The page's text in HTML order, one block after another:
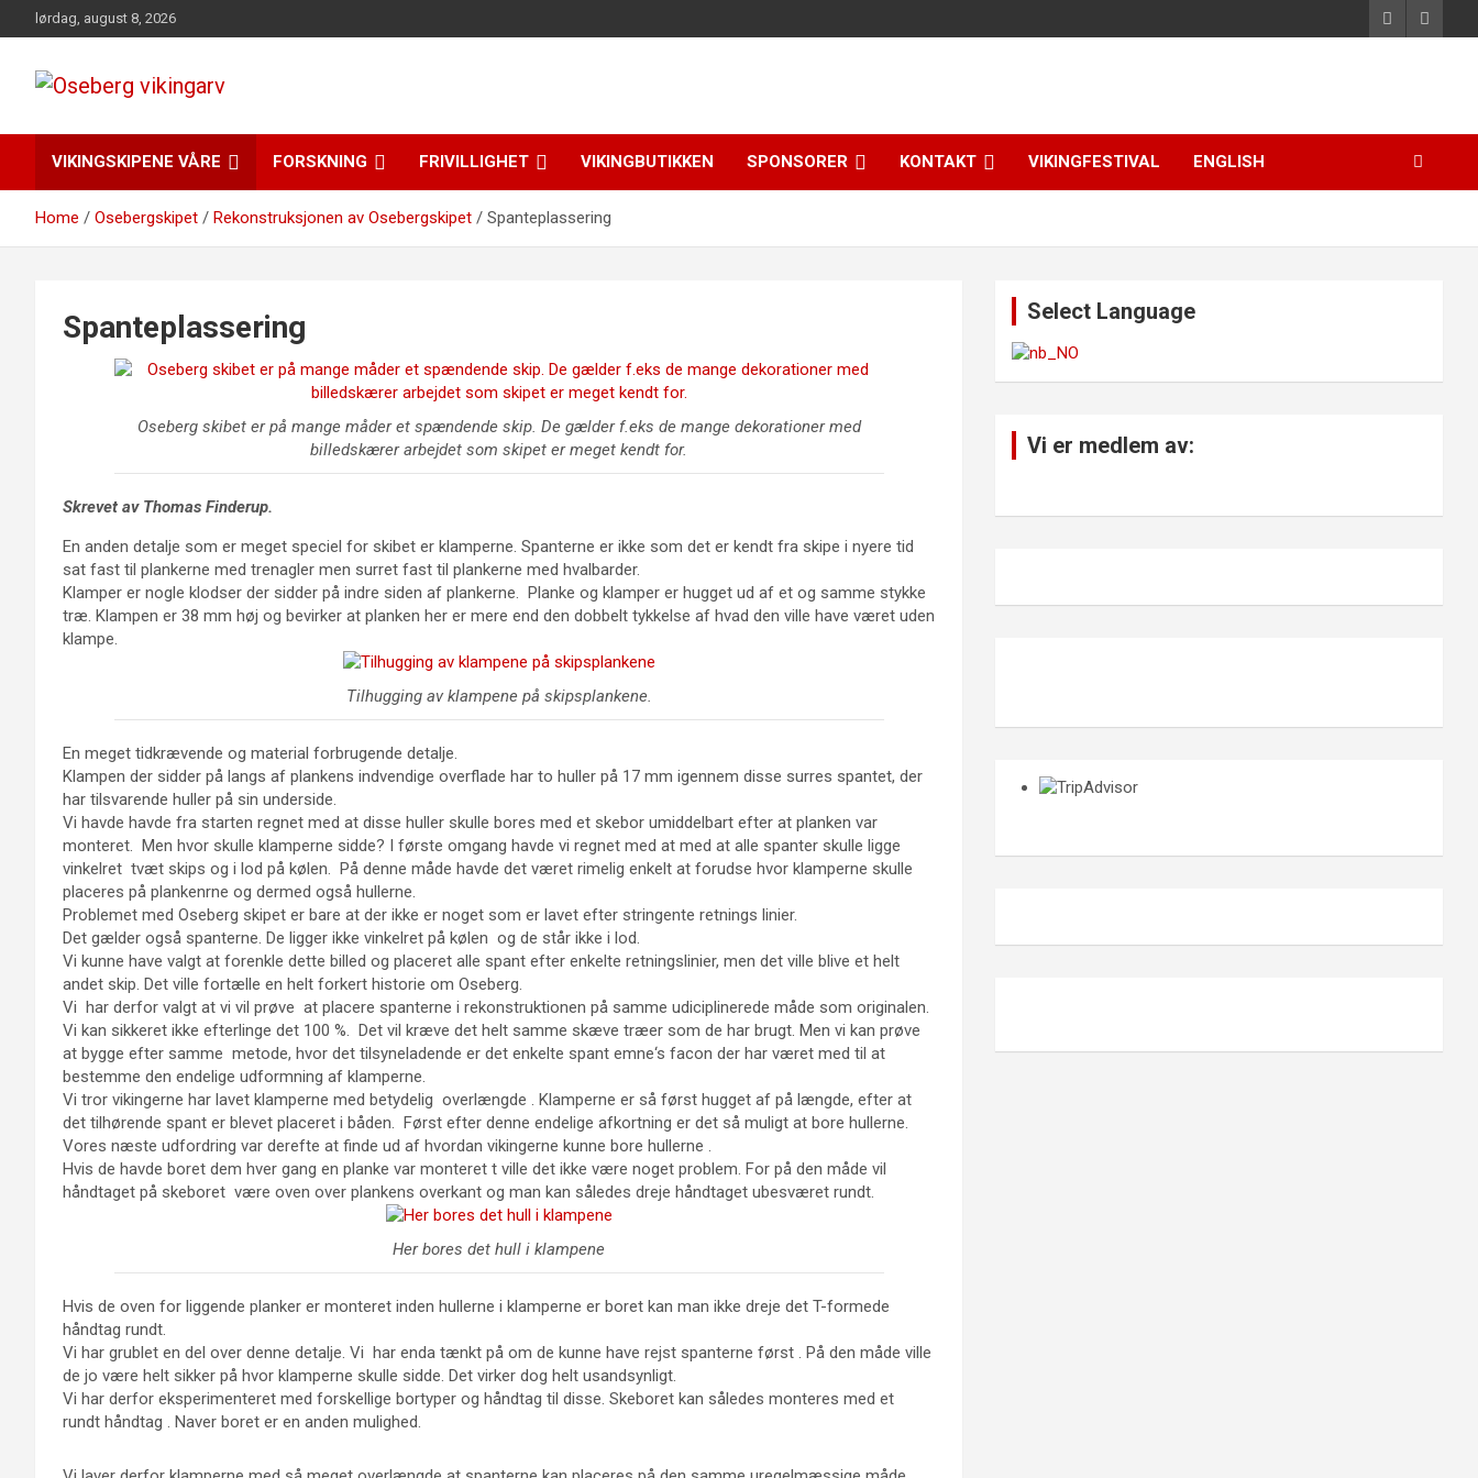
to
lørdag, august 8, 2026
Oseberg vikingarv
VIKINGSKIPENE VÅRE FORSKNING FRIVILLIGHET VIKINGBUTIKKEN SPONSORER KONTAKT VIKINGFESTIVAL ENGLISH
Home Osebergskipet Rekonstruksjonen av Osebergskipet Spanteplassering
Spanteplassering
Oseberg skibet er på mange måder et spændende skip. De gælder f.eks de mange dekorationer med
billedskærer arbejdet som skipet er meget kendt for.
Skrevet av Thomas Finderup.
En anden detalje som er meget speciel for skibet er klamperne. Spanterne er ikke som det er kendt fra skipe i nyere tid
sat fast til plankerne med trenagler men surret fast til plankerne med hvalbarder.
Klamper er nogle klodser der sidder på indre siden af plankerne. Planke og klamper er hugget ud af et og samme stykke
træ. Klampen er 38 mm høj og bevirker at planken her er mere end den dobbelt tykkelse af hvad den ville have været uden
klampe.
Tilhugging av klampene på skipsplankene.
En meget tidkrævende og material forbrugende detalje.
Klampen der sidder på langs af plankens indvendige overflade har to huller på 17 mm igennem disse surres spantet, der
har tilsvarende huller på sin underside.
Vi havde havde fra starten regnet med at disse huller skulle bores med et skebor umiddelbart efter at planken var
monteret. Men hvor skulle klamperne sidde? I første omgang havde vi regnet med at med at alle spanter skulle ligge
vinkelret tvæt skips og i lod på kølen. På denne måde havde det været rimelig enkelt at forudse hvor klamperne skulle
placeres på plankenrne og dermed også hullerne.
Problemet med Oseberg skipet er bare at der ikke er noget som er lavet efter stringente retnings linier.
Det gælder også spanterne. De ligger ikke vinkelret på kølen og de står ikke i lod.
Vi kunne have valgt at forenkle dette billed og placeret alle spant efter enkelte retningslinier, men det ville blive et helt
andet skip. Det ville fortælle en helt forkert historie om Oseberg.
Vi har derfor valgt at vi vil prøve at placere spanterne i rekonstruktionen på samme udiciplinerede måde som originalen.
Vi kan sikkeret ikke efterlinge det 100 %. Det vil kræve det helt samme skæve træer som de har brugt. Men vi kan prøve
at bygge efter samme metode, hvor det tilsyneladende er det enkelte spant emne‘s facon der har været med til at
bestemme den endelige udformning af klamperne.
Vi tror vikingerne har lavet klamperne med betydelig overlængde . Klamperne er så først hugget af på længde, efter at
det tilhørende spant er blevet placeret i båden. Først efter denne endelige afkortning er det så muligt at bore hullerne.
Vores næste udfordring var derefte at finde ud af hvordan vikingerne kunne bore hullerne .
Hvis de havde boret dem hver gang en planke var monteret t ville det ikke være noget problem. For på den måde vil
håndtaget på skeboret være oven over plankens overkant og man kan således dreje håndtaget ubesværet rundt.
Her bores det hull i klampene
Hvis de oven for liggende planker er monteret inden hullerne i klamperne er boret kan man ikke dreje det T-formede
håndtag rundt.
Vi har grublet en del over denne detalje. Vi har enda tænkt på om de kunne have rejst spanterne først . På den måde ville
de jo være helt sikker på hvor klamperne skulle sidde. Det virker dog helt usandsynligt.
Vi har derfor eksperimenteret med forskellige bortyper og håndtag til disse. Skeboret kan således monteres med et
rundt håndtag . Naver boret er en anden mulighed.
Select Language
Vi er medlem av: